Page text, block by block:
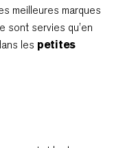
meilleures marques
sont servies qu’en
les petites